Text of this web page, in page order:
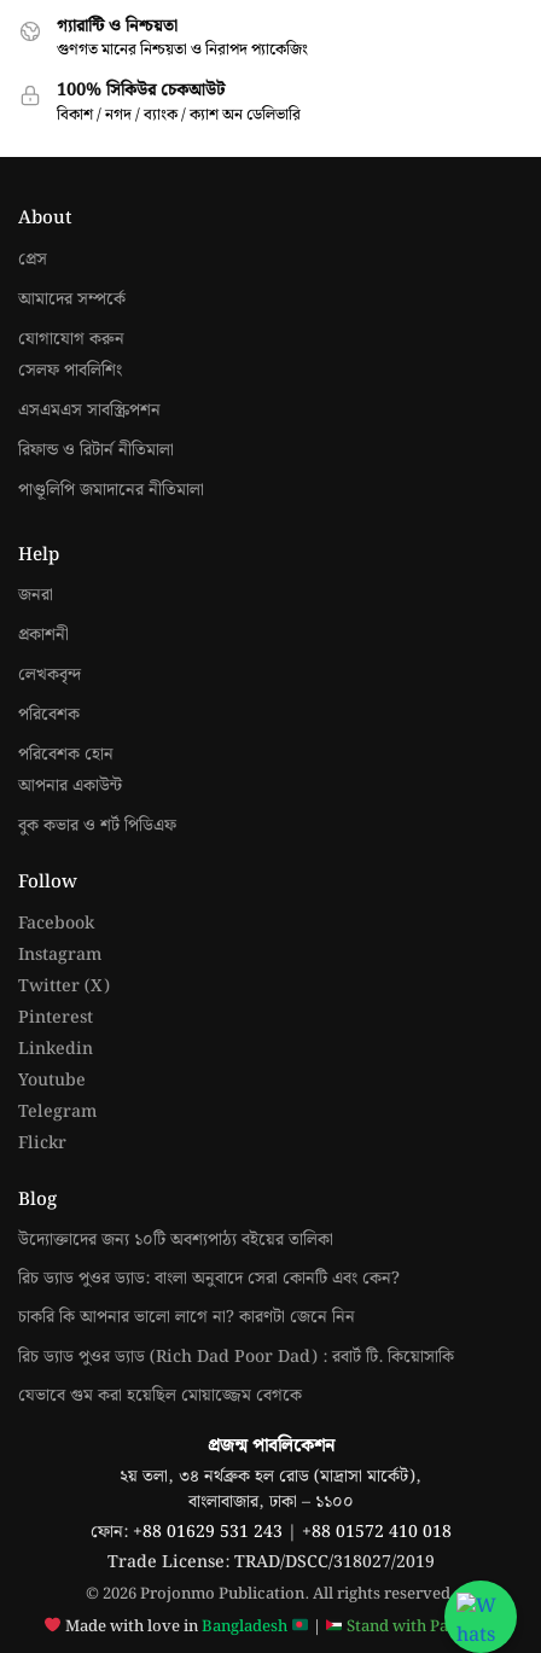
গ্যারান্টি ও নিশ্চয়তা
গুণগত মানের নিশ্চয়তা ও নিরাপদ প্যাকেজিং
100% সিকিউর চেকআউট
বিকাশ / নগদ / ব্যাংক / ক্যাশ অন ডেলিভারি
About
প্রেস
আমাদের সম্পর্কে
যোগাযোগ করুন
সেলফ পাবলিশিং
এসএমএস সাবস্ক্রিপশন
রিফান্ড ও রিটার্ন নীতিমালা
পাণ্ডূলিপি জমাদানের নীতিমালা
Help
জনরা
প্রকাশনী
লেখকবৃন্দ
পরিবেশক
পরিবেশক হোন
আপনার একাউন্ট
বুক কভার ও শর্ট পিডিএফ
Follow
Facebook
Instagram
Twitter (X)
Pinterest
Linkedin
Youtube
Telegram
Flickr
Blog
উদ্যোক্তাদের জন্য ১০টি অবশ্যপাঠ্য বইয়ের তালিকা
রিচ ড্যাড পুওর ড্যাড: বাংলা অনুবাদে সেরা কোনটি এবং কেন?
চাকরি কি আপনার ভালো লাগে না? কারণটা জেনে নিন
রিচ ড্যাড পুওর ড্যাড (Rich Dad Poor Dad) : রবার্ট টি. কিয়োসাকি
যেভাবে গুম করা হয়েছিল মোয়াজ্জেম বেগকে
প্রজন্ম পাবলিকেশন
২য় তলা, ৩৪ নর্থব্রুক হল রোড (মাদ্রাসা মার্কেট),
বাংলাবাজার, ঢাকা – ১১০০
ফোন: +88 01629 531 243 | +88 01572 410 018
Trade License: TRAD/DSCC/318027/2019
© 2026 Projonmo Publication. All rights reserved.
Made with love inBangladesh | Stand with Palestine